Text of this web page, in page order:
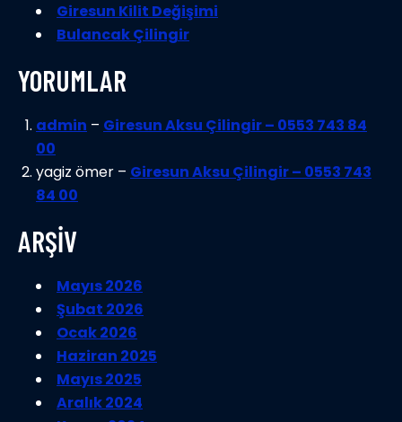
Giresun Kilit Değişimi
Bulancak Çilingir
YORUMLAR
admin – Giresun Aksu Çilingir – 0553 743 84
00
yagiz ömer – Giresun Aksu Çilingir – 0553 743
84 00
ARŞİV
Mayıs 2026
Şubat 2026
Ocak 2026
Haziran 2025
Mayıs 2025
Aralık 2024